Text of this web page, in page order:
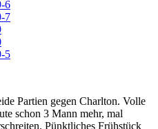
Partien gegen Charlton. Volle
schon 3 Mann mehr, mal
Pünktliches Frühstück